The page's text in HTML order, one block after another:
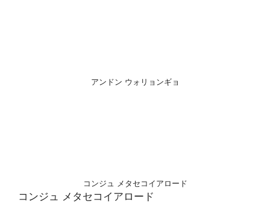
アンドン ウォリョンギョ
コンジュ メタセコイアロード
コンジュ メタセコイアロード